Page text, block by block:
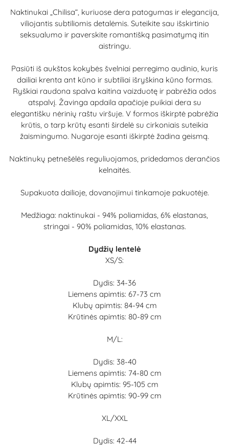
Naktinukai „Chilisa“, kuriuose dera patogumas ir elegancija,
viliojantis subtiliomis detalėmis. Suteikite sau išskirtinio
seksualumo ir paverskite romantišką pasimatymą itin
aistringu.
Pasiūti iš aukštos kokybės švelniai perregimo audinio, kuris
dailiai krenta ant kūno ir subtiliai išryškina kūno formas.
Ryškiai raudona spalva kaitina vaizduotę ir pabrėžia odos
atspalvį. Žavinga apdaila apačioje puikiai dera su
elegantišku nėrinių raštu viršuje. V formos iškirptė pabrėžia
krūtis, o tarp krūtų esanti širdelė su cirkoniais suteikia
žaismingumo. Nugaroje esanti iškirptė žadina geismą.
Naktinukų petnešėlės reguliuojamos, pridedamos derančios
kelnaitės.
Supakuota dailioje, dovanojimui tinkamoje pakuotėje.
Medžiaga: naktinukai - 94% poliamidas, 6% elastanas,
stringai - 90% poliamidas, 10% elastanas.
Dydžių lentelė
XS/S:
Dydis: 34-36
Liemens apimtis: 67-73 cm
Klubų apimtis: 84-94 cm
Krūtinės apimtis: 80-89 cm
M/L:
Dydis: 38-40
Liemens apimtis: 74-80 cm
Klubų apimtis: 95-105 cm
Krūtinės apimtis: 90-99 cm
XL/XXL
Dydis: 42-44